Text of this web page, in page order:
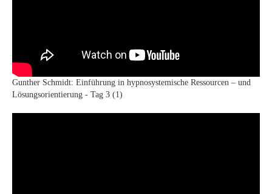
Gunther Schmidt: Einführung in hypnosystemische Ressourcen – und
Lösungsorientierung - Tag 3 (1)